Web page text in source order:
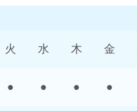
火 水 木 金
● ● ● ●